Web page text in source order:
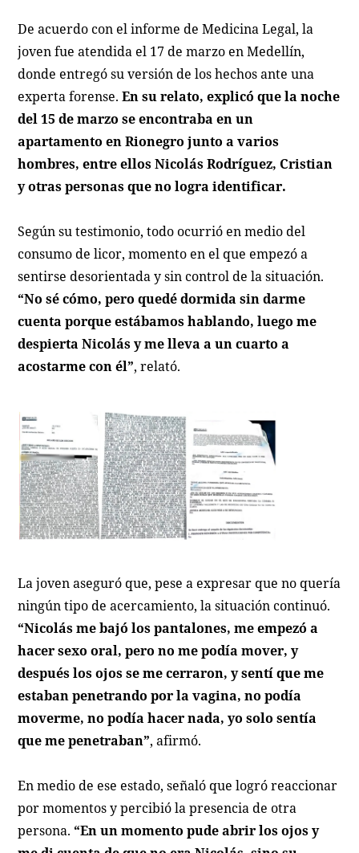
De acuerdo con el informe de Medicina Legal, la
joven fue atendida el 17 de marzo en Medellín,
donde entregó su versión de los hechos ante una
experta forense.En su relato, explicó que la noche
del 15 de marzo se encontraba en un
apartamento en Rionegro junto a varios
hombres, entre ellos Nicolás Rodríguez, Cristian
y otras personas que no logra identificar.
Según su testimonio, todo ocurrió en medio del
consumo de licor, momento en el que empezó a
sentirse desorientada y sin control de la situación.
“No sé cómo, pero quedé dormida sin darme
cuenta porque estábamos hablando, luego me
despierta Nicolás y me lleva a un cuarto a
acostarme con él”, relató.
La joven aseguró que, pese a expresar que no quería
ningún tipo de acercamiento, la situación continuó.
“Nicolás me bajó los pantalones, me empezó a
hacer sexo oral, pero no me podía mover, y
después los ojos se me cerraron, y sentí que me
estaban penetrando por la vagina, no podía
moverme, no podía hacer nada, yo solo sentía
que me penetraban”, afirmó.
En medio de ese estado, señaló que logró reaccionar
por momentos y percibió la presencia de otra
persona. “En un momento pude abrir los ojos y